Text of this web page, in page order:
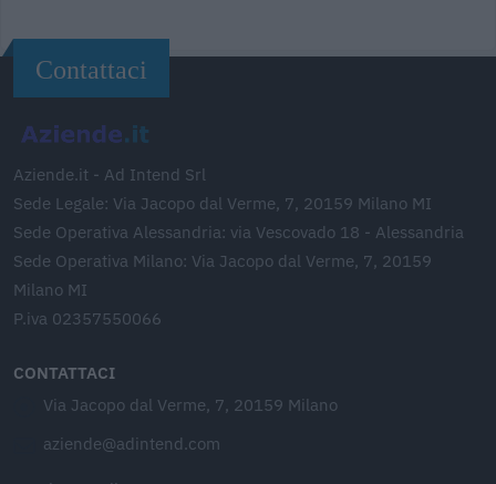
Contattaci
Aziende.it - Ad Intend Srl
Sede Legale: Via Jacopo dal Verme, 7, 20159 Milano MI
Sede Operativa Alessandria: via Vescovado 18 - Alessandria
Sede Operativa Milano: Via Jacopo dal Verme, 7, 20159
Milano MI
P.iva 02357550066
CONTATTACI
Via Jacopo dal Verme, 7, 20159 Milano
aziende@adintend.com